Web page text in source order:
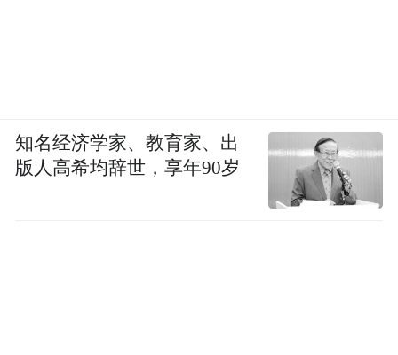
知名经济学家、教育家、出
版人高希均辞世，享年90岁